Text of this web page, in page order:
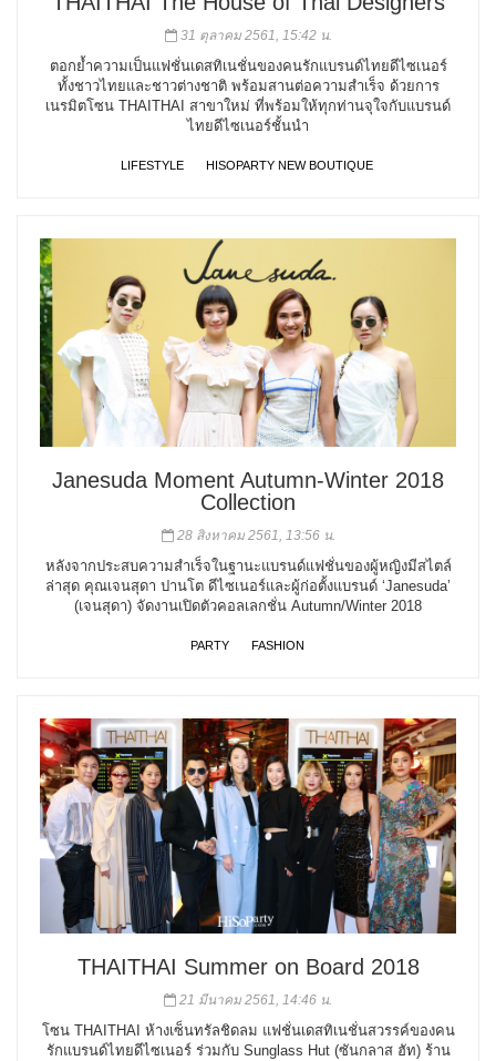
31 ตุลาคม 2561, 15:42 น.
ตอกย้ำความเป็นแฟชั่นเดสทิเนชั่นของคนรักแบรนด์ไทยดีไซเนอร์
ทั้งชาวไทยและชาวต่างชาติ พร้อมสานต่อความสำเร็จ ด้วยการ
เนรมิตโซน THAITHAI สาขาใหม่ ที่พร้อมให้ทุกท่านจุใจกับแบรนด์
ไทยดีไซเนอร์ชั้นนำ
LIFESTYLE HISOPARTY NEW BOUTIQUE
Janesuda Moment Autumn-Winter 2018
Collection
28 สิงหาคม 2561, 13:56 น.
หลังจากประสบความสำเร็จในฐานะแบรนด์แฟชั่นของผู้หญิงมีสไตล์
ล่าสุด คุณเจนสุดา ปานโต ดีไซเนอร์และผู้ก่อตั้งแบรนด์ ‘Janesuda’
(เจนสุดา) จัดงานเปิดตัวคอลเลกชั่น Autumn/Winter 2018
PARTY FASHION
THAITHAI Summer on Board 2018
21 มีนาคม 2561, 14:46 น.
โซน THAITHAI ห้างเซ็นทรัลชิดลม แฟชั่นเดสทิเนชั่นสวรรค์ของคน
รักแบรนด์ไทยดีไซเนอร์ ร่วมกับ Sunglass Hut (ซันกลาส ฮัท) ร้าน